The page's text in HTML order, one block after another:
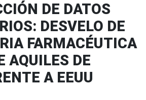
DE DATOS
DESVELO DE
FARMACÉUTICA
AQUILES DE
A EEUU